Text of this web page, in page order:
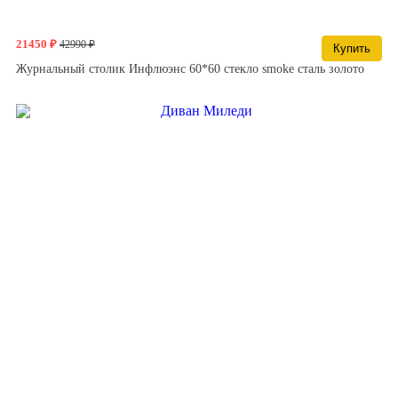
21450 ₽ 42990 ₽
Купить
Журнальный столик Инфлюэнс 60*60 стекло smoke сталь золото